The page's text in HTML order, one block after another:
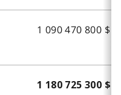
1 090 470 800 $
1 180 725 300 $